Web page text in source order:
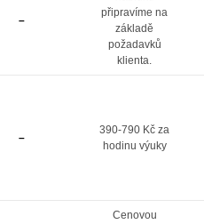
–
připravíme na
základě
požadavků
klienta.
–
390-790 Kč za
hodinu výuky
Cenovou